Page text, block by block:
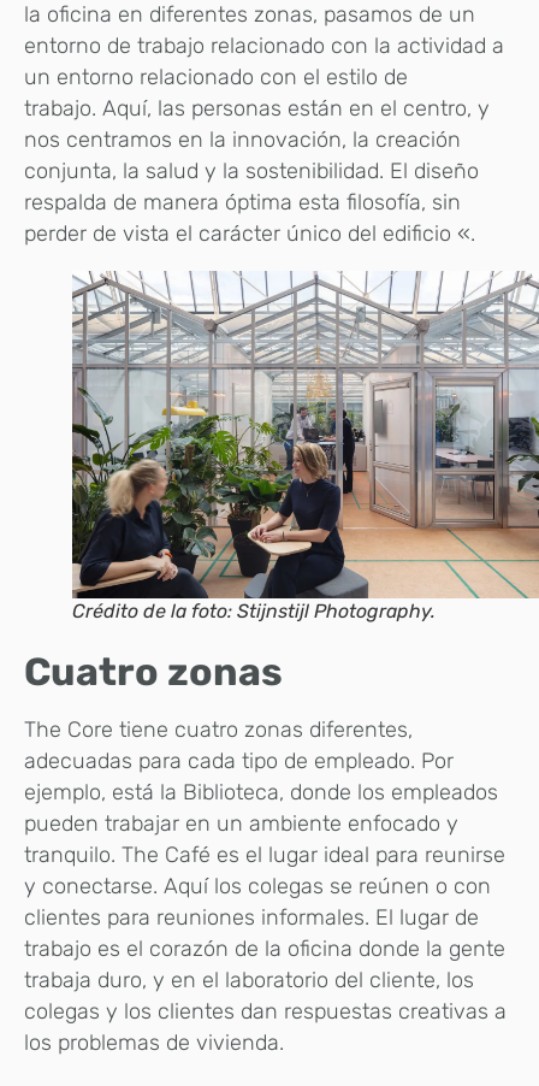
la oficina en diferentes zonas, pasamos de un
entorno de trabajo relacionado con la actividad a
un entorno relacionado con el estilo de
trabajo. Aquí, las personas están en el centro, y
nos centramos en la innovación, la creación
conjunta, la salud y la sostenibilidad. El diseño
respalda de manera óptima esta filosofía, sin
perder de vista el carácter único del edificio «.
Crédito de la foto: Stijnstijl Photography.
Cuatro zonas
The Core tiene cuatro zonas diferentes,
adecuadas para cada tipo de empleado. Por
ejemplo, está la Biblioteca, donde los empleados
pueden trabajar en un ambiente enfocado y
tranquilo. The Café es el lugar ideal para reunirse
y conectarse. Aquí los colegas se reúnen o con
clientes para reuniones informales. El lugar de
trabajo es el corazón de la oficina donde la gente
trabaja duro, y en el laboratorio del cliente, los
colegas y los clientes dan respuestas creativas a
los problemas de vivienda.